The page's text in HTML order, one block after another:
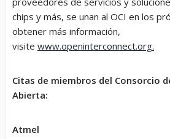
chips y más, se unan al OCI en los
obtener más información,
visite www.openinterconnect.org.
Citas de miembros del Consorcio
Abierta:
Atmel